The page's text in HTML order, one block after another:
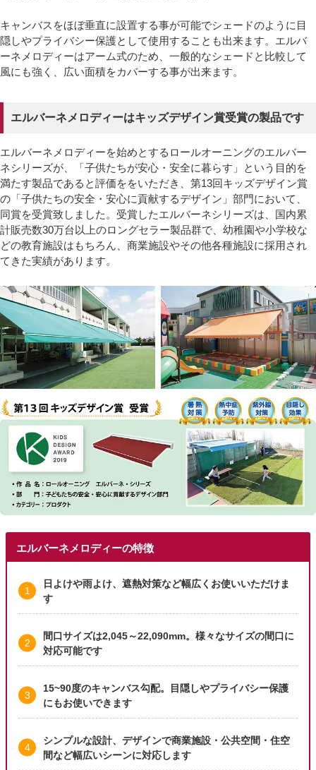
キャンバスをほぼ垂直に設置する事が可能でシェードのように目
隠しやプライバシー保護として使用することも出来ます。エルバ
ーネメロディーはアーム式のため、一般的なシェードと比較して
風にも強く、広い面積をカバーする事が出来ます。
エルバーネメロディーはキッズデザイン賞受賞の製品です
エルバーネメロディーを始めとするロールオーニングのエルバー
ネシリーズが、「子供たちが安心・安全に暮らす」という目的を
満たす製品であると評価ををいただき、第13回キッズデザイン賞
の「子供たちの安全・安心に貢献するデザイン」部門において、
同賞を受賞致しました。受賞したエルバーネシリーズは、国内累
計販売数30万台以上のロングセラー製品群で、幼稚園や小学校な
どの教育施設はもちろん、商業施設やその他各種施設に採用され
てきた実績があります。
エルバーネメロディーの特徴
日よけや雨よけ、遮熱対策など幅広くお使いいただけま
す
間口サイズは2,045～22,090mm。様々なサイズの間口に
対応可能です
15~90度のキャンバス勾配。目隠しやプライバシー保護
にもお使いできます
シンプルな設計、デザインで商業施設・公共空間・住空
間など幅広いシーンに対応します